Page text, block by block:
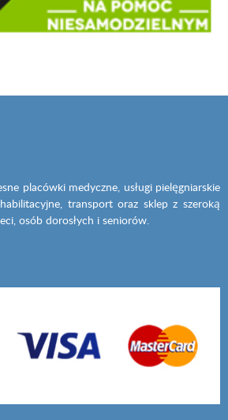
placówki medyczne, usługi pielęgniarskie
transport oraz sklep z szeroką
osób dorosłych i seniorów.